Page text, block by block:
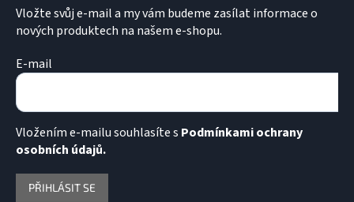
p
i
s
Vložte svůj e-mail a my vám budeme zasílat informace o
nových produktech na našem e-shopu.
E-mail
Vložením e-mailu souhlasíte s Podmínkami ochrany
osobních údajů.
PŘIHLÁSIT SE